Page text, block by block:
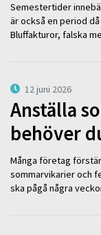
Semestertider
är också en period
Bluffakturor, falska
12 juni 2026
Anställa
behöver
Många företag
sommarvikarier och
ska pågå några